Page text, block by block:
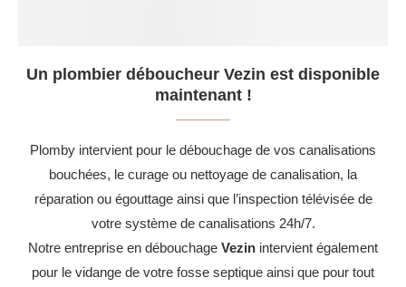
Un plombier déboucheur Vezin est disponible
maintenant !
Plomby intervient pour le débouchage de vos canalisations
bouchées, le curage ou nettoyage de canalisation, la
réparation ou égouttage ainsi que l’inspection télévisée de
votre système de canalisations 24h/7.
Notre entreprise en débouchage Vezin intervient également
pour le vidange de votre fosse septique ainsi que pour tout